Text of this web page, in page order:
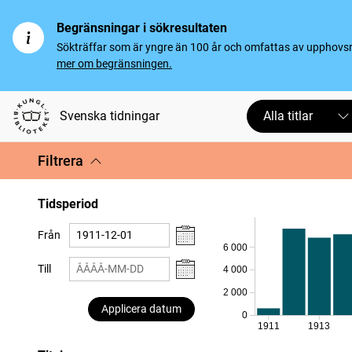
Begränsningar i sökresultaten
Sökträffar som är yngre än 100 år och omfattas av
mer om begränsningen.
Svenska tidningar Alla titlar
Filtrera
Tidsperiod
Från
Till
Applicera datum
0
2 000
4 000
6 000
1911 1913